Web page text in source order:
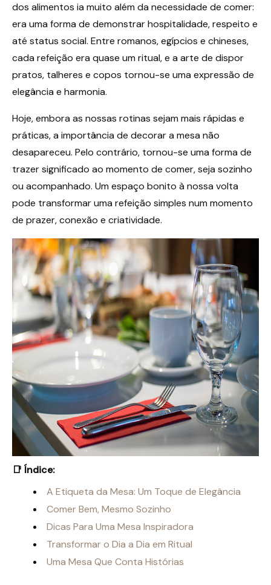
dos alimentos ia muito além da necessidade de comer:
era uma forma de demonstrar hospitalidade, respeito e
até status social. Entre romanos, egípcios e chineses,
cada refeição era quase um ritual, e a arte de dispor
pratos, talheres e copos tornou-se uma expressão de
elegância e harmonia.
Hoje, embora as nossas rotinas sejam mais rápidas e
práticas, a importância de decorar a mesa não
desapareceu. Pelo contrário, tornou-se uma forma de
trazer significado ao momento de comer, seja sozinho
ou acompanhado. Um espaço bonito à nossa volta
pode transformar uma refeição simples num momento
de prazer, conexão e criatividade.
📑 Índice:
A Etiqueta da Mesa: Um Toque de Elegância
Comer Bem, Mesmo Sozinho
Dicas Para Uma Mesa Inspiradora
Transformar o Dia a Dia em Ritual
Uma Mesa Que Conta Histórias